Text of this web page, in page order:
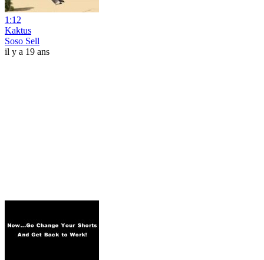
1:12
Kaktus
Soso Sell
il y a 19 ans